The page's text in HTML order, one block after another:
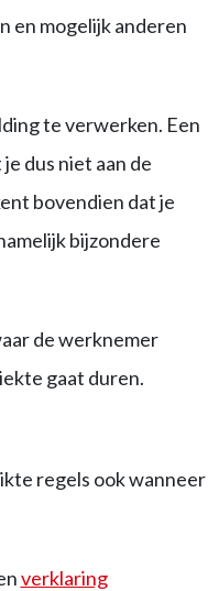
en mogelijk anderen
te verwerken. Een
dus niet aan de
bovendien dat je
bijzondere
de werknemer
gaat duren.
regels ook wanneer
verklaring